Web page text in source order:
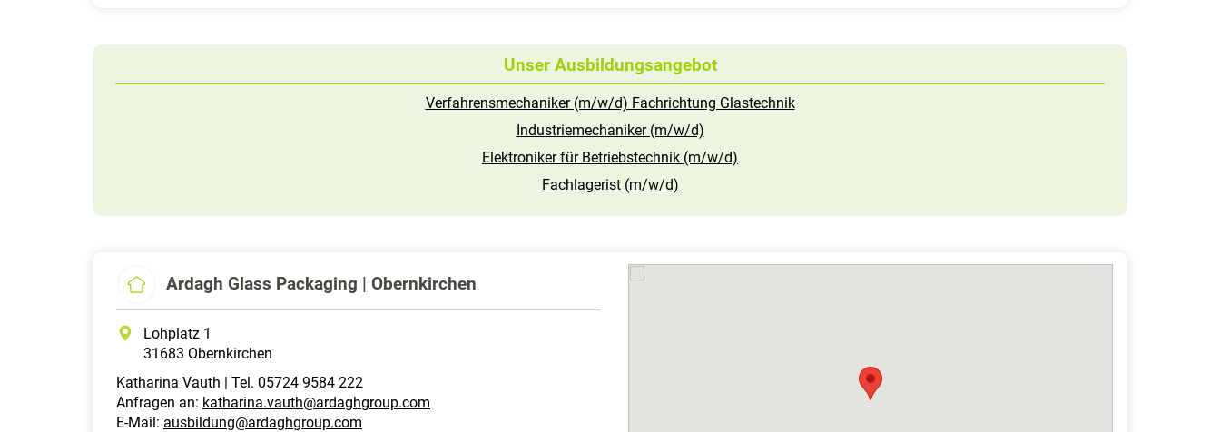
Unser Ausbildungsangebot
Verfahrensmechaniker (m/w/d) Fachrichtung Glastechnik
Industriemechaniker (m/w/d)
Elektroniker für Betriebstechnik (m/w/d)
Fachlagerist (m/w/d)
Ardagh Glass Packaging | Obernkirchen
Lohplatz 1
31683 Obernkirchen
Katharina Vauth | Tel. 05724 9584 222
Anfragen an: katharina.vauth@ardaghgroup.com
E-Mail: ausbildung@ardaghgroup.com